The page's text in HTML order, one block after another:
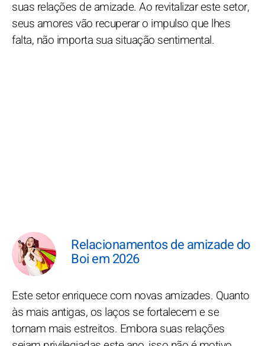
suas relações de amizade. Ao revitalizar este setor,
seus amores vão recuperar o impulso que lhes
falta, não importa sua situação sentimental.
Relacionamentos de amizade do
Boi em 2026
Este setor enriquece com novas amizades. Quanto
às mais antigas, os laços se fortalecem e se
tornam mais estreitos. Embora suas relações